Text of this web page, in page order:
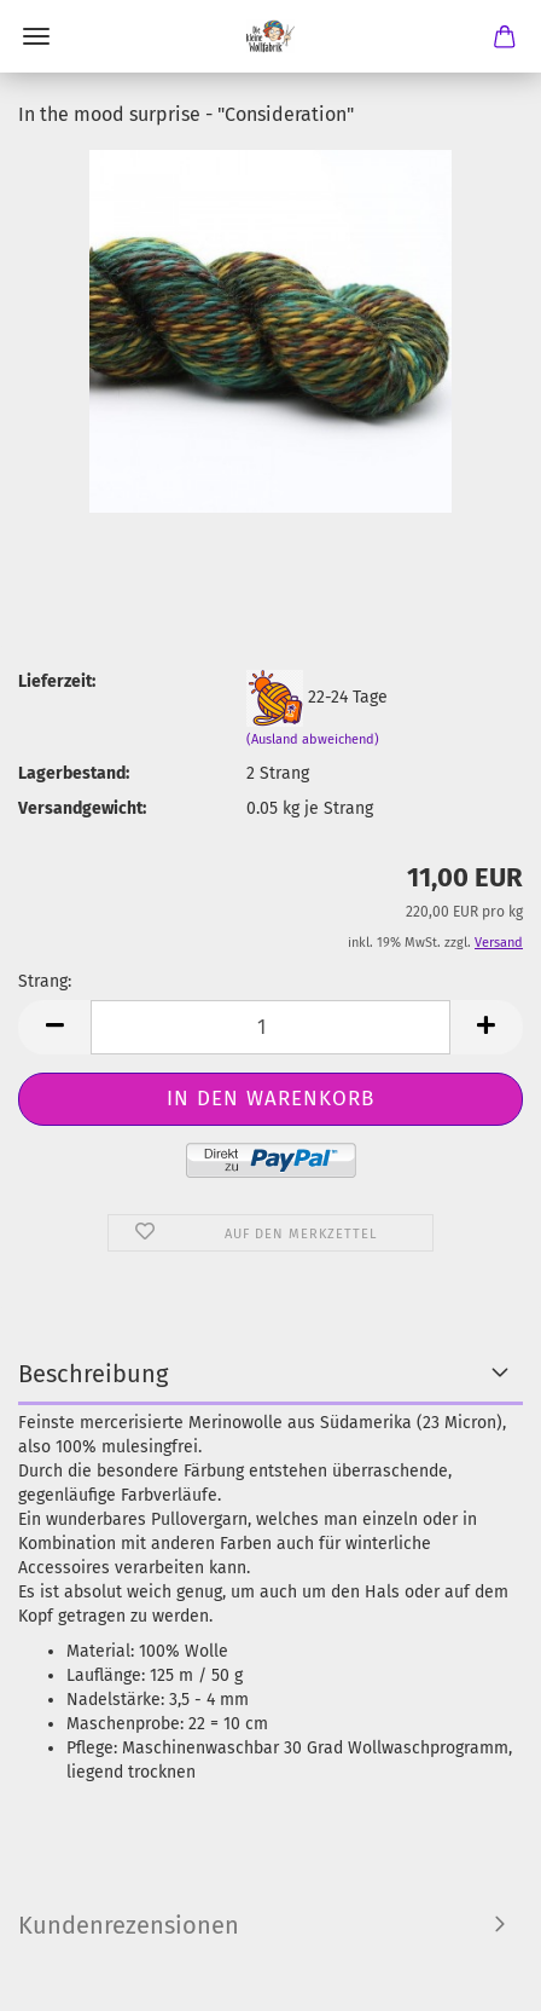
In the mood surprise - "Consideration"
Lieferzeit:
22-24 Tage
(Ausland abweichend)
Lagerbestand: 2Strang
Versandgewicht:
0.05 kg je Strang
11,00 EUR
220,00 EUR pro kg
inkl. 19% MwSt. zzgl. Versand
Strang:
AUF DEN MERKZETTEL
Beschreibung
Feinste mercerisierte Merinowolle aus Südamerika (23 Micron),
also 100% mulesingfrei.
Durch die besondere Färbung entstehen überraschende,
gegenläufige Farbverläufe.
Ein wunderbares Pullovergarn, welches man einzeln oder in
Kombination mit anderen Farben auch für winterliche
Accessoires verarbeiten kann.
Es ist absolut weich genug, um auch um den Hals oder auf dem
Kopf getragen zu werden.
Material: 100% Wolle
Lauflänge: 125 m / 50 g
Nadelstärke: 3,5 - 4 mm
Maschenprobe: 22 = 10 cm
Pflege: Maschinenwaschbar 30 Grad Wollwaschprogramm,
liegend trocknen
Kundenrezensionen